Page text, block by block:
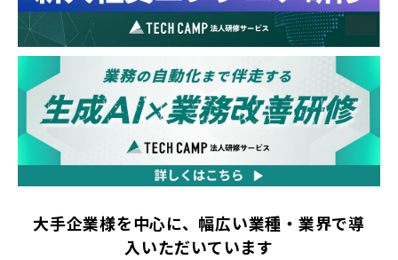
大手企業様を中心に、幅広い業種・業界で導
入いただいています